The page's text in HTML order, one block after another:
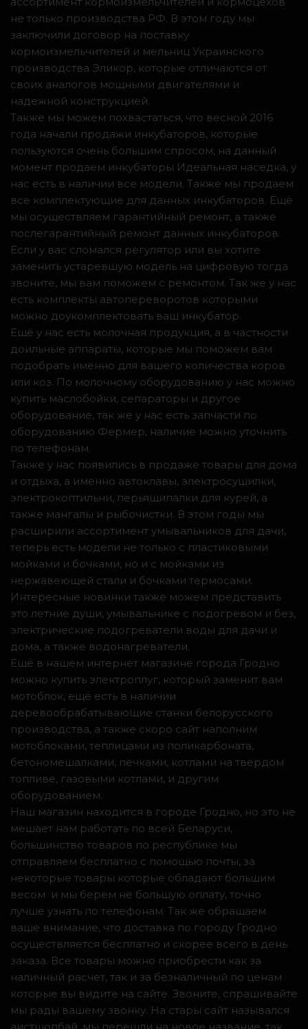
не только производства РФ. В этом году мы
заключили договор на поставку
кормоизмельчителей и мельниц Украинского
производства Эликор, которые отличаются от
своих аналогов мощными двигателями и
надежной конструкцией.
Также мы можем похвастаться, что весной 2016
года начали продажи инкубаторов, которые
пользуются очень большим спросом, на данный
момент продаем инкубаторы Идеальная наседка, у
нас есть в наличии все модели. Также мы продаем
все комплектующие для данных инкубаторов. Ещё
мы осуществляем гарантийный ремонт, а также
послегарантийный ремонт данных инкубаторов.
Если у вас сломался регулятор или вы хотите
заменить устаревшую модель на цифровую тогда
звоните, мы вам поможем с ремонтом. Так же у нас
есть комплекты автопереворотов которыми
можно доукомплектовать ваш инкубатор.
Ещё у нас есть молочная продукция, а в частности
доильные аппараты, которые мы поможем вам
подобрать именно для вашего количества коров
или коз. По молочному оборудованию у нас можно
купить маслобойки, сепараторы и другое
оборудование, так же у нас есть запчасти по
оборудованию Фермер, наличие можно уточнить
по телефонам.
Также у нас появились в продаже товары для дома
и отдыха, а именно автоклавы, электросушилки,
электрокоптильни, перьящипалки для курей, а
также мангалы и рыбочистки. В этом годы мы
расширили ассортимент умывальников для дачи,
теперь есть модели не только с пластиковыми
мойками и бочками, но и с мойками из
нержавеющей стали и бочками термосами.
Интересные новинки также можем представить
это летние души, умывальнике с подогревом и без,
электрические подогреватели воды для дачи и
дома, а также водонагреватели.
Ещё в нашем интернет магазине города Гродно
можно купить электроплуг, который заменит вам
мотоблок, ещё есть в наличии
деревообрабатывающие станки белорусского
производства, а также скоро сайт наполним
мотоблоками, теплицами из поликарбоната,
бетономешалками, печками, котлами на твердом
топливе, газовыми котлами, и другим
оборудованием.
Наш магазин находится в городе Гродно, но это не
мешает нам работать по всей Беларуси,
большинство товаров по республике мы
отправляем бесплатно с помощью почты, за
некоторые товары которые обладают большим
весом и мы берем не большую оплату, точно
лучше узнать по телефонам. Так же обращаем
ваше внимание, что доставка по городу Гродно
осуществляется бесплатно и скорее всего в день
заказа. Все товары можно приобрести как за
наличный расчет, так и за безналичный по ценам
которые вы видите на сайте. Звоните, спрашивайте
мы рады вашему звонку. На стары сайт назывался
аистшопбай, мы перешли на новое название, так